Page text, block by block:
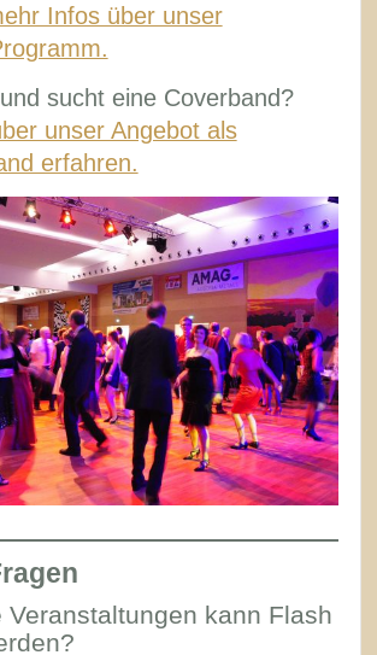
Infos über unser
sucht eine Coverband?
unser Angebot als
erfahren.
Veranstaltungen kann Flash